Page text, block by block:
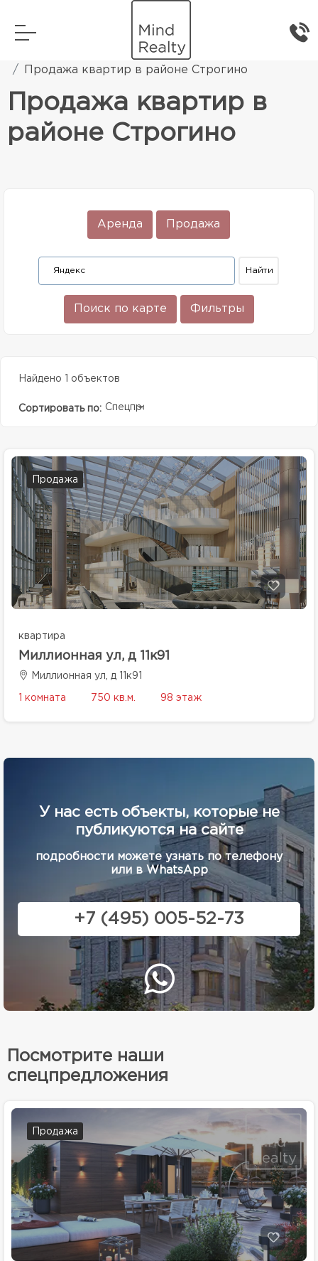
Элитная жилая недвижимость
Продажа квартир в районе Строгино
Продажа квартир в
районе Строгино
Аренда Продажа
Поиск по карте Фильтры
Найдено 1 объектов
Сортировать по: Спецпредолжение
Продажа
квартира
Миллионная ул, д 11к91
Миллионная ул, д 11к91
1 комната 750 кв.м. 98 этаж
У нас есть объекты, которые не
публикуются на сайте
подробности можете узнать по телефону
или в WhatsApp
+7 (495) 005-52-73
Посмотрите наши
спецпредложения
Продажа